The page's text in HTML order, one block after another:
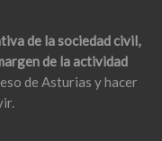
de la sociedad civil,
de la actividad
de Asturias y hacer